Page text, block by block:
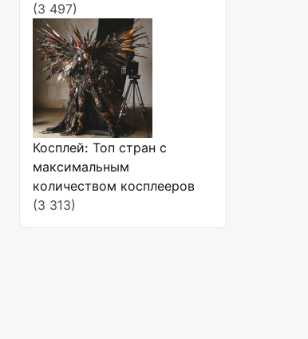
(3 497)
Косплей: Топ стран с
максимальным
количеством косплееров
(3 313)